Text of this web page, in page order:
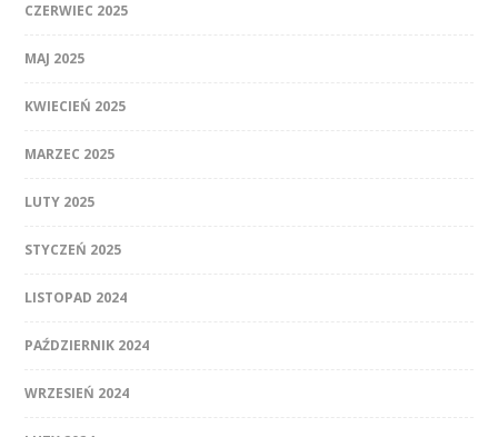
CZERWIEC 2025
MAJ 2025
KWIECIEŃ 2025
MARZEC 2025
LUTY 2025
STYCZEŃ 2025
LISTOPAD 2024
PAŹDZIERNIK 2024
WRZESIEŃ 2024